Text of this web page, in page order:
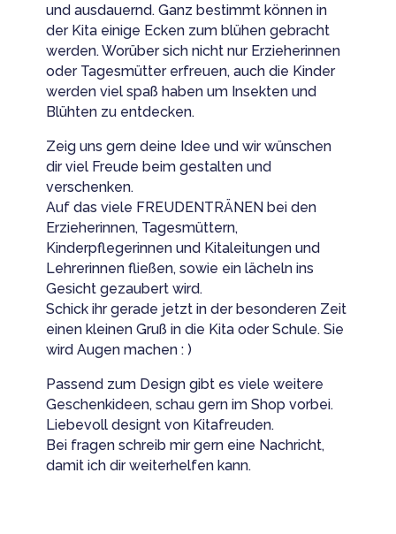
und ausdauernd. Ganz bestimmt können in
der Kita einige Ecken zum blühen gebracht
werden. Worüber sich nicht nur Erzieherinnen
oder Tagesmütter erfreuen, auch die Kinder
werden viel spaß haben um Insekten und
Blühten zu entdecken.
Zeig uns gern deine Idee und wir wünschen
dir viel Freude beim gestalten und
verschenken.
Auf das viele FREUDENTRÄNEN bei den
Erzieherinnen, Tagesmüttern,
Kinderpflegerinnen und Kitaleitungen und
Lehrerinnen fließen, sowie ein lächeln ins
Gesicht gezaubert wird.
Schick ihr gerade jetzt in der besonderen Zeit
einen kleinen Gruß in die Kita oder Schule. Sie
wird Augen machen : )
Passend zum Design gibt es viele weitere
Geschenkideen, schau gern im Shop vorbei.
Liebevoll designt von Kitafreuden.
Bei fragen schreib mir gern eine Nachricht,
damit ich dir weiterhelfen kann.